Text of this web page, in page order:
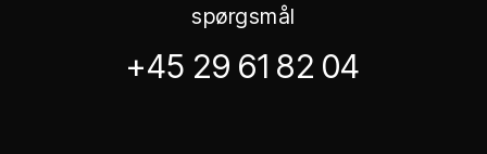
spørgsmål
+45 29 61 82 04